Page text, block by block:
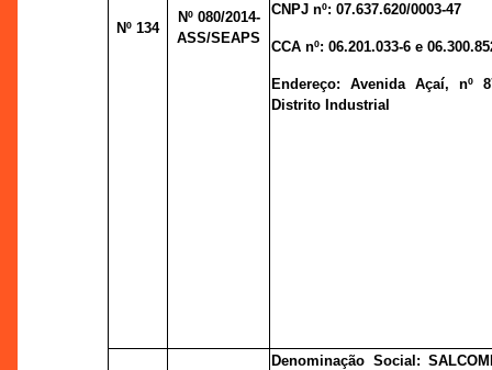
Nº 134
Nº 080/2014-
ASS/SEAPS
CNPJ nº:07.637.620/0003-47
CCA nº:06.201.033-6 e
Endereço:Avenida Açaí, nº
Distrito Industrial
Denominação Social: